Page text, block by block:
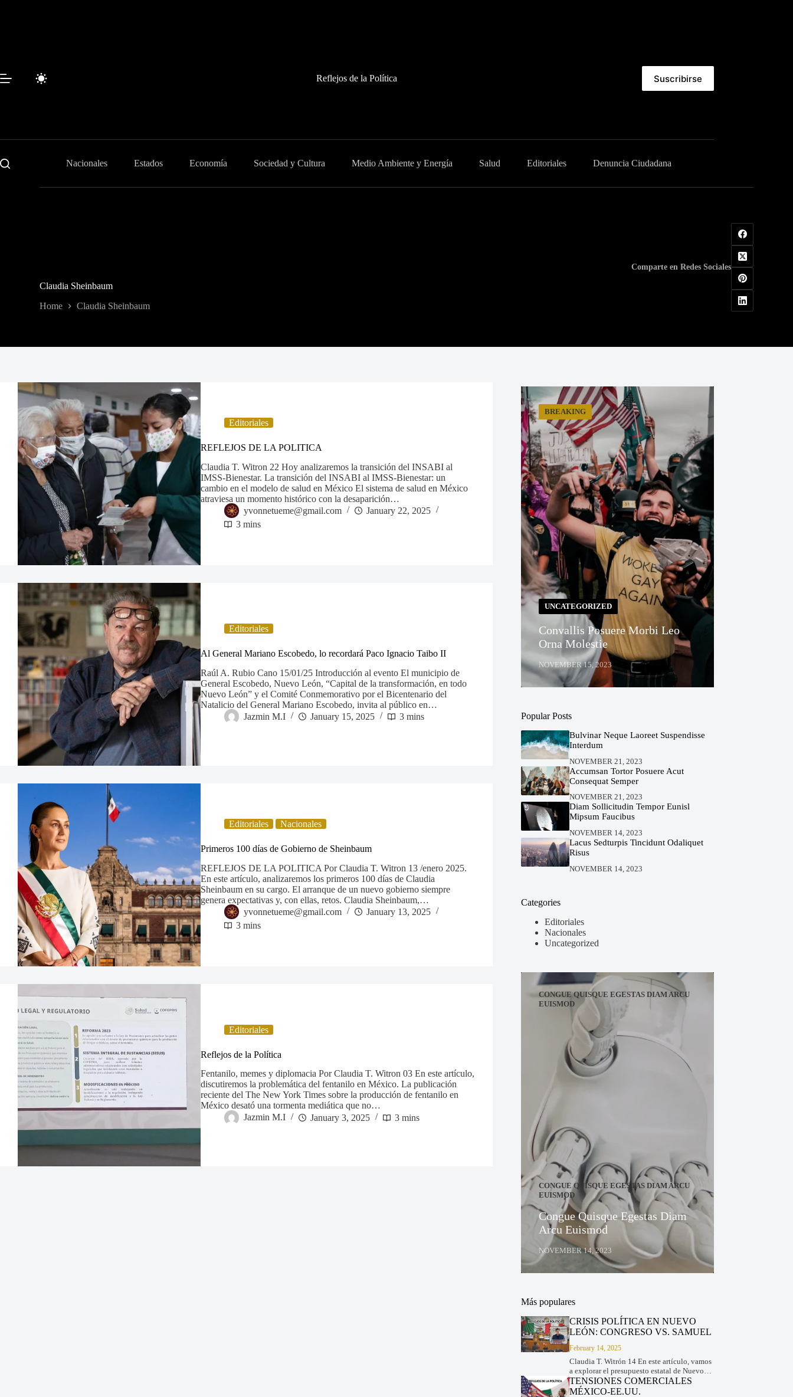
Reflejos de la Política Suscribirse
Nacionales Estados Economía Sociedad y Cultura Medio Ambiente y Energía Salud Editoriales Denuncia Ciudadana
Claudia Sheinbaum
Home Claudia Sheinbaum
Comparte en Redes Sociales
Editoriales
REFLEJOS DE LA POLITICA
Claudia T. Witron 22 Hoy analizaremos la transición del INSABI al
IMSS-Bienestar. La transición del INSABI al IMSS-Bienestar: un
cambio en el modelo de salud en México El sistema de salud en México
atraviesa un momento histórico con la desaparición…
yvonnetueme@gmail.com
January 22, 2025
3 mins
Editoriales
Al General Mariano Escobedo, lo recordará Paco Ignacio Taibo II
Raúl A. Rubio Cano 15/01/25 Introducción al evento El municipio de
General Escobedo, Nuevo León, “Capital de la transformación, en todo
Nuevo León” y el Comité Conmemorativo por el Bicentenario del
Natalicio del General Mariano Escobedo, invita al público en…
Jazmin M.I
January 15, 2025 3 mins
Editoriales Nacionales
Primeros 100 días de Gobierno de Sheinbaum
REFLEJOS DE LA POLITICA Por Claudia T. Witron 13 /enero 2025.
En este artículo, analizaremos los primeros 100 días de Claudia
Sheinbaum en su cargo. El arranque de un nuevo gobierno siempre
genera expectativas y, con ellas, retos. Claudia Sheinbaum,…
yvonnetueme@gmail.com
January 13, 2025
3 mins
Editoriales
Reflejos de la Política
Fentanilo, memes y diplomacia Por Claudia T. Witron 03 En este artículo,
discutiremos la problemática del fentanilo en México. La publicación
reciente del The New York Times sobre la producción de fentanilo en
México desató una tormenta mediática que no…
Jazmin M.I
January 3, 2025 3 mins
BREAKING
UNCATEGORIZED
Convallis Posuere Morbi Leo
Orna Molestie
NOVEMBER 15, 2023
Popular Posts
Bulvinar Neque Laoreet Suspendisse
Interdum
NOVEMBER 21, 2023
Accumsan Tortor Posuere Acut
Consequat Semper
NOVEMBER 21, 2023
Diam Sollicitudin Tempor Eunisl
Mipsum Faucibus
NOVEMBER 14, 2023
Lacus Sedturpis Tincidunt Odaliquet
Risus
NOVEMBER 14, 2023
Categories
Editoriales
Nacionales
Uncategorized
CONGUE QUISQUE EGESTAS DIAM ARCU
EUISMOD
CONGUE QUISQUE EGESTAS DIAM ARCU
EUISMOD
Congue Quisque Egestas Diam
Arcu Euismod
NOVEMBER 14, 2023
Más populares
CRISIS POLÍTICA EN NUEVO
LEÓN: CONGRESO VS. SAMUEL
February 14, 2025
Claudia T. Witrón 14 En este artículo, vamos
a explorar el presupuesto estatal de Nuevo…
TENSIONES COMERCIALES
MÉXICO-EE.UU.